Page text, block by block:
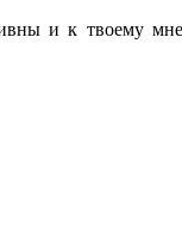
и к твоему